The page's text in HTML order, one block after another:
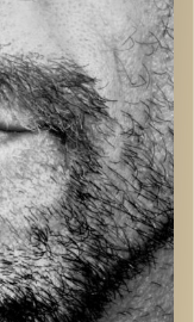
קרדיט תמונות: